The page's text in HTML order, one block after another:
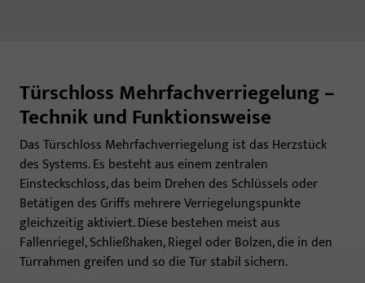
Türschloss Mehrfachverriegelung –
Technik und Funktionsweise
Das Türschloss Mehrfachverriegelung ist das Herzstück
des Systems. Es besteht aus einem zentralen
Einsteckschloss, das beim Drehen des Schlüssels oder
Betätigen des Griffs mehrere Verriegelungspunkte
gleichzeitig aktiviert. Diese bestehen meist aus
Fallenriegel, Schließhaken, Riegel oder Bolzen, die in den
Türrahmen greifen und so die Tür stabil sichern.